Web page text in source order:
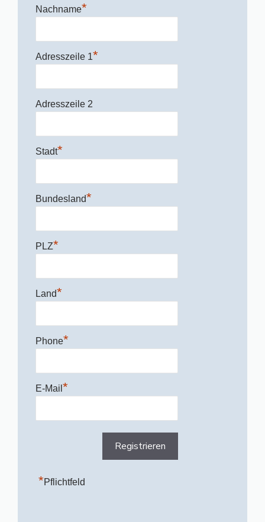
Nachname*
Adresszeile 1*
Adresszeile 2
Stadt*
Bundesland*
PLZ*
Land*
Phone*
E-Mail *
*Pflichtfeld